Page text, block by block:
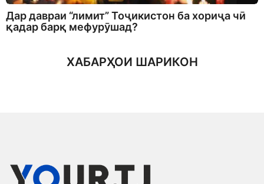
Дар давраи “лимит” Тоҷикистон ба хориҷа чӣ
қадар барқ мефурӯшад?
ХАБАРҲОИ ШАРИКОН